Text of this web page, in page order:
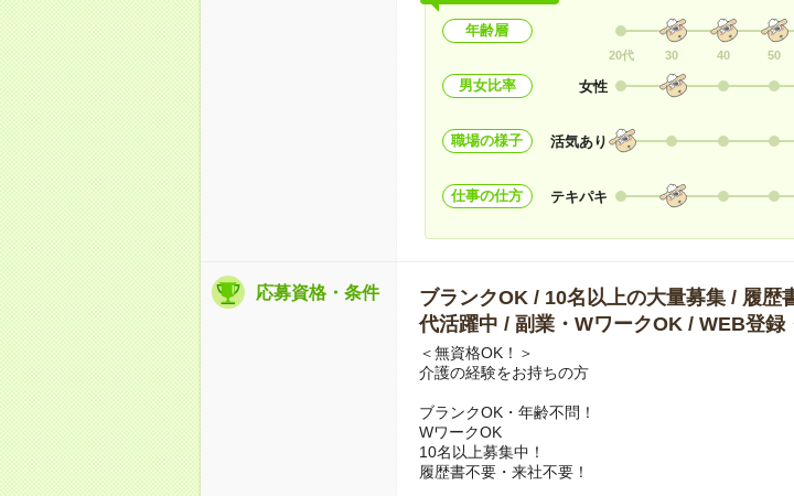
年齢層
20代 30 40 50
男女比率 女性
職場の様子 活気あり
仕事の仕方 テキパキ
応募資格・条件
ブランクOK / 10名以上の大量募集 / 履歴
代活躍中 / 副業・WワークOK / WEB登録
＜無資格OK！＞
介護の経験をお持ちの方
ブランクOK・年齢不問！
WワークOK
10名以上募集中！
履歴書不要・来社不要！